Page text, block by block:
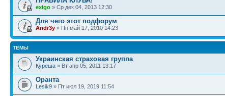
exigo » Ср дек 04, 2013 12:30
Для чего этот подфорум
Andr3y » Пн май 17, 2010 14:23
ТЕМЫ
Украинская страховая группа
Куреша » Вт апр 05, 2011 13:17
Оранта
Lesik9 » Пт июл 19, 2019 11:54